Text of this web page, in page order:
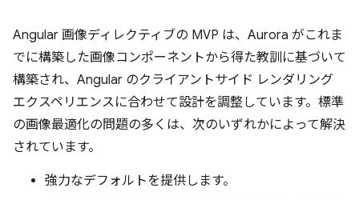
Angular 画像ディレクティブの MVP は、Aurora がこれま
でに構築した画像コンポーネントから得た教訓に基づいて
構築され、Angular のクライアントサイド レンダリング
エクスペリエンスに合わせて設計を調整しています。標準
の画像最適化の問題の多くは、次のいずれかによって解決
されています。
強力なデフォルトを提供します。